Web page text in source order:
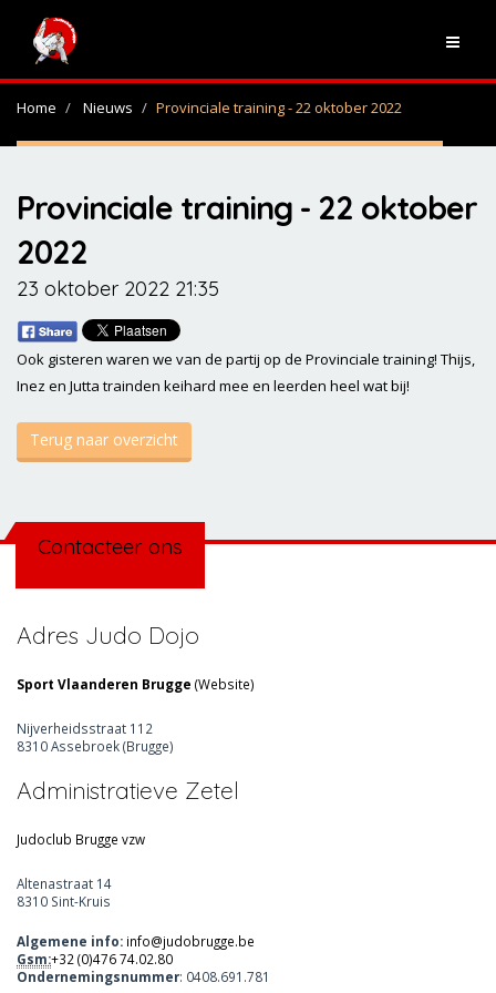
Home Nieuws Provinciale training - 22 oktober 2022
Provinciale training - 22 oktober
2022
23 oktober 2022 21:35
Ook gisteren waren we van de partij op de Provinciale training! Thijs,
Inez en Jutta trainden keihard mee en leerden heel wat bij!
Terug naar overzicht
Contacteer ons
Adres Judo Dojo
Sport Vlaanderen Brugge (Website)
Nijverheidsstraat 112
8310 Assebroek (Brugge)
Administratieve Zetel
Judoclub Brugge vzw
Altenastraat 14
8310 Sint-Kruis
Algemene info: info@judobrugge.be
Gsm:+32 (0)476 74.02.80
Ondernemingsnummer: 0408.691.781